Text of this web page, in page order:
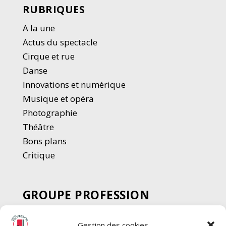
RUBRIQUES
A la une
Actus du spectacle
Cirque et rue
Danse
Innovations et numérique
Musique et opéra
Photographie
Théâtre
Bons plans
Critique
GROUPE PROFESSION
SPECTACLE